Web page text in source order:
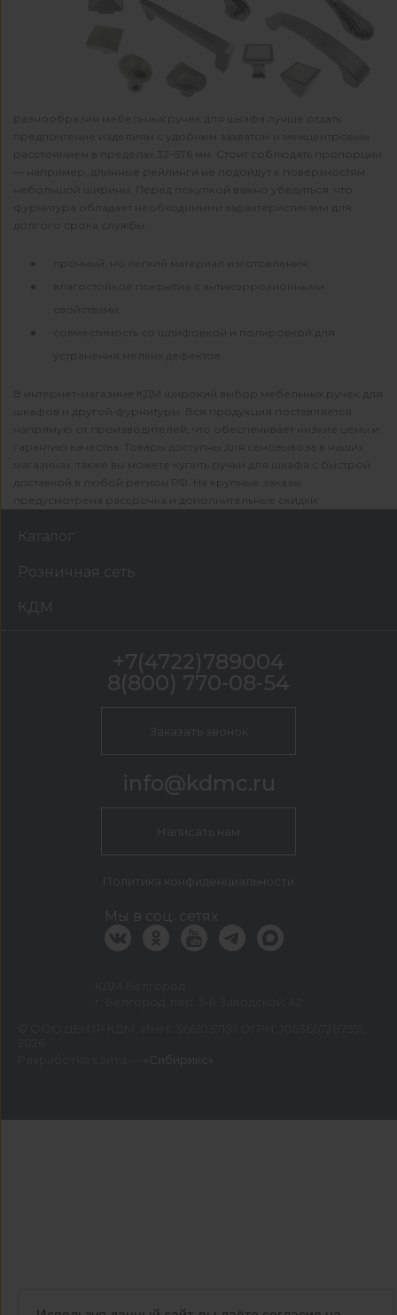
разнообразия мебельных ручек для шкафа лучше отдать
предпочтение изделиям с удобным захватом и межцентровым
расстоянием в пределах 32–576 мм. Стоит соблюдать пропорции
— например, длинные рейлинги не подойдут к поверхностям
небольшой ширины. Перед покупкой важно убедиться, что
фурнитура обладает необходимыми характеристиками для
долгого срока службы:
прочный, но легкий материал изготовления;
влагостойкое покрытие с антикоррозионными
свойствами;
совместимость со шлифовкой и полировкой для
устранения мелких дефектов.
В интернет-магазине КДМ широкий выбор мебельных ручек для
шкафов и другой фурнитуры. Вся продукция поставляется
напрямую от производителей, что обеспечивает низкие цены и
гарантию качества. Товары доступны для самовывоза в наших
магазинах, также вы можете купить ручки для шкафа с быстрой
доставкой в любой регион РФ. На крупные заказы
предусмотрена рассрочка и дополнительные скидки.
Каталог
Розничная сеть
КДМ
+7(4722)789004
8(800) 770-08-54
Заказать звонок
info@kdmc.ru
Написать нам
Политика конфиденциальности
Мы в соц. сетях
«Сибирикс»